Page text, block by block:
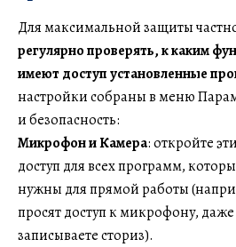
Для максимальной защиты
регулярно проверять, к каким
имеют доступ установленные
настройки собраны в меню
и безопасность:
Микрофон и Камера: откройте
доступ для всех программ,
нужны для прямой работы
просят доступ к микрофону,
записываете сториз).